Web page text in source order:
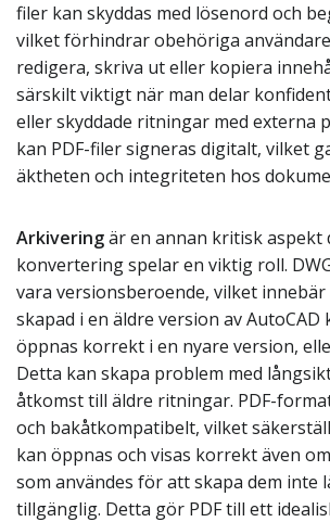
filer kan skyddas med lösenord och
vilket förhindrar obehöriga
redigera, skriva ut eller kopiera
särskilt viktigt när man delar
eller skyddade ritningar med externa
kan PDF-filer signeras digitalt, vilket
äktheten och integriteten hos
Arkiveringär en annan kritisk aspekt
konvertering spelar en viktig roll.
vara versionsberoende, vilket
skapad i en äldre version av AutoCAD
öppnas korrekt i en nyare version,
Detta kan skapa problem med
åtkomst till äldre ritningar. PDF-
och bakåtkompatibelt, vilket
kan öppnas och visas korrekt även
som användes för att skapa dem inte
tillgänglig. Detta gör PDF till ett